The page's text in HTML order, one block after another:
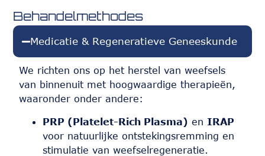
Behandelmethodes
Medicatie & Regeneratieve Geneeskunde
We richten ons op het herstel van weefsels
van binnenuit met hoogwaardige therapieën,
waaronder onder andere:
PRP (Platelet-Rich Plasma) en IRAP
voor natuurlijke ontstekingsremming en
stimulatie van weefselregeneratie.